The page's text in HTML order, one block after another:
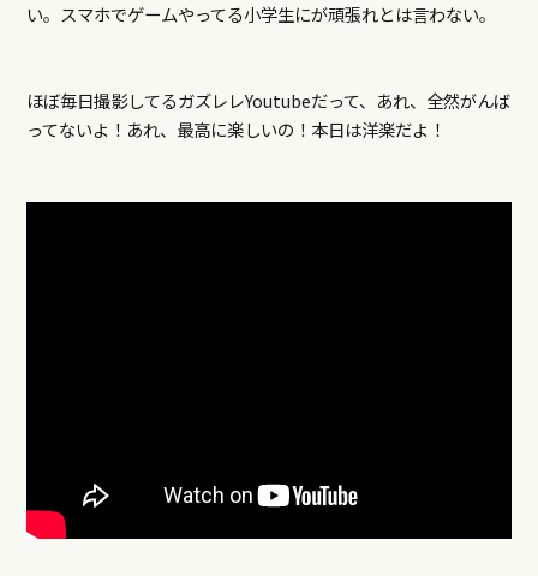
い。スマホでゲームやってる小学生にが頑張れとは言わない。
ほぼ毎日撮影してるガズレレYoutubeだって、あれ、全然がんば
ってないよ！あれ、最高に楽しいの！本日は洋楽だよ！